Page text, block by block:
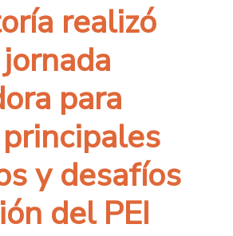
realizó
para
y desafíos
del PEI